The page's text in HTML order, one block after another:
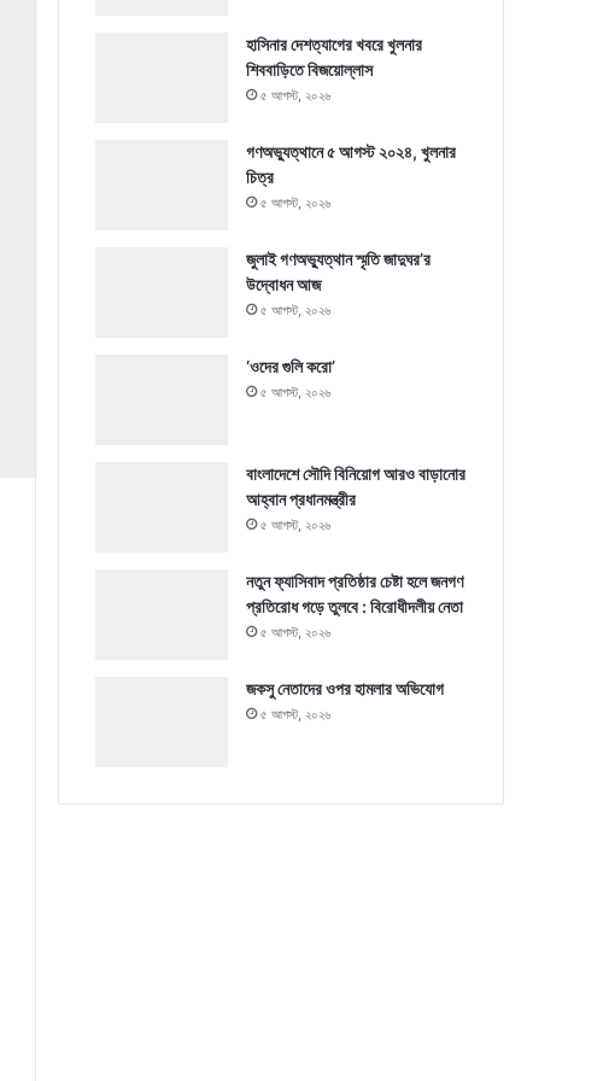
হাসিনার দেশত্যাগের খবরে খুলনার
শিববাড়িতে বিজয়োল্লাস
৫ আগস্ট, ২০২৬
গণঅভ্যুত্থানে ৫ আগস্ট ২০২৪, খুলনার
চিত্র
৫ আগস্ট, ২০২৬
জুলাই গণঅভ্যুত্থান স্মৃতি জাদুঘর’র
উদ্বোধন আজ
৫ আগস্ট, ২০২৬
‘ওদের গুলি করো’
৫ আগস্ট, ২০২৬
বাংলাদেশে সৌদি বিনিয়োগ আরও বাড়ানোর
আহ্বান প্রধানমন্ত্রীর
৫ আগস্ট, ২০২৬
নতুন ফ্যাসিবাদ প্রতিষ্ঠার চেষ্টা হলে জনগণ
প্রতিরোধ গড়ে তুলবে : বিরোধীদলীয় নেতা
৫ আগস্ট, ২০২৬
জকসু নেতাদের ওপর হামলার অভিযোগ
৫ আগস্ট, ২০২৬